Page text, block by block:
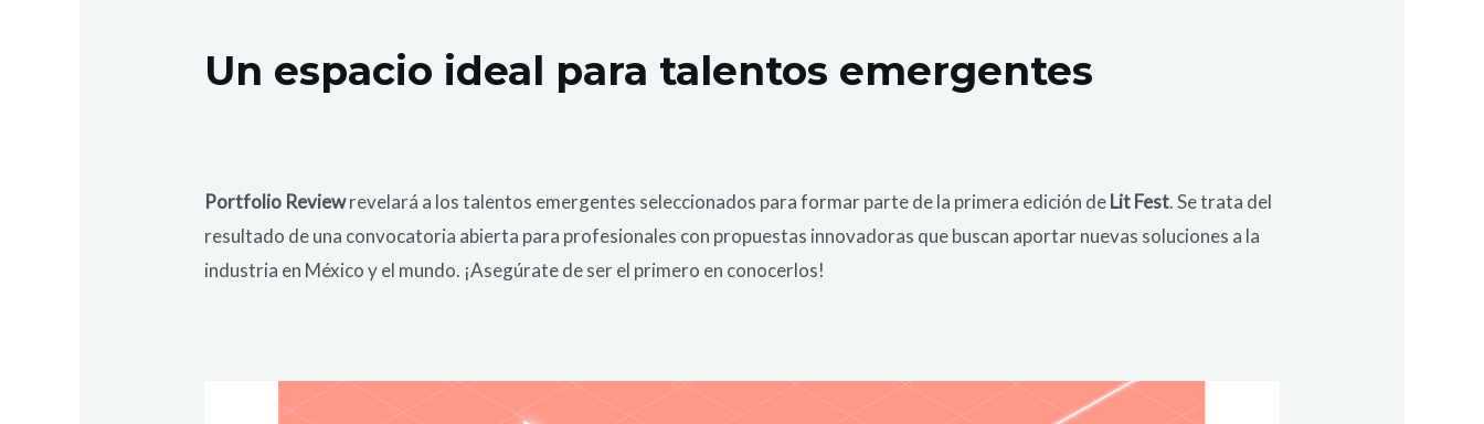
Un espacio ideal para talentos emergentes
Portfolio Reviewrevelará a los talentos emergentes seleccionados para formar parte de la primera edición deLit Fest. Se trata del
resultado de una convocatoria abierta para profesionales con propuestas innovadoras que buscan aportar nuevas soluciones a la
industria en México y el mundo. ¡Asegúrate de ser el primero en conocerlos!